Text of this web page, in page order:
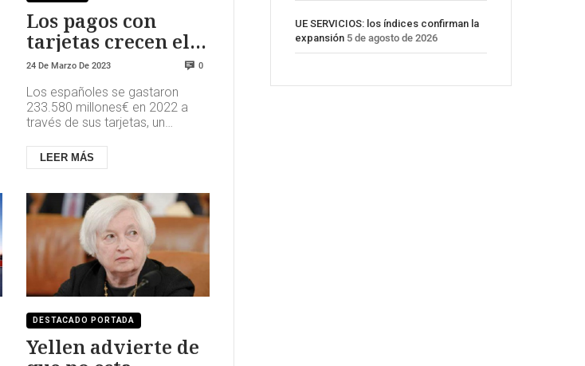
Los pagos con
tarjetas crecen el
21,1%
24 De Marzo De 2023 0
Los españoles se gastaron
233.580 millones€ en 2022 a
través de sus tarjetas, un
19,63% el registrado en 2021, y
que tam...
LEER MÁS
DESTACADO PORTADA
Yellen advierte de
UE SERVICIOS: los índices confirman la
expansión 5 de agosto de 2026